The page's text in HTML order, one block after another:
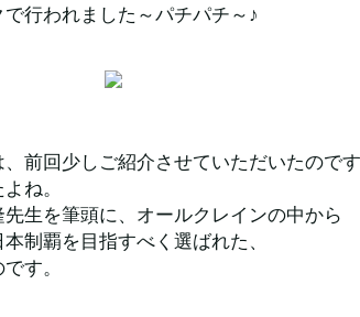
行われました～パチパチ～♪
前回少しご紹介させていただいたので
ね。
生を筆頭に、オールクレインの中から
制覇を目指すべく選ばれた、
す。